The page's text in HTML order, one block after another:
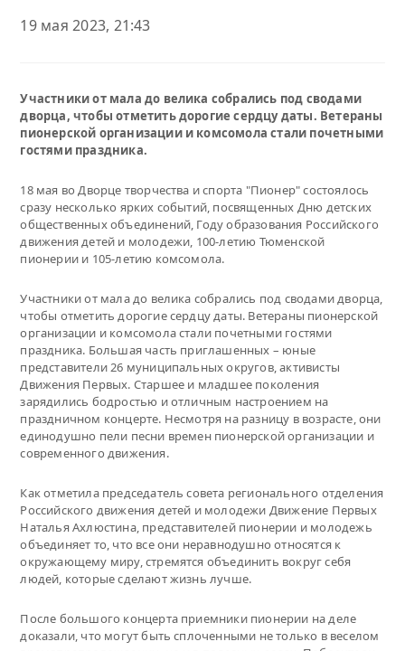
19 мая 2023, 21:43
Участники от мала до велика собрались под сводами
дворца, чтобы отметить дорогие сердцу даты. Ветераны
пионерской организации и комсомола стали почетными
гостями праздника.
18 мая во Дворце творчества и спорта "Пионер" состоялось
сразу несколько ярких событий, посвященных Дню детских
общественных объединений, Году образования Российского
движения детей и молодежи, 100-летию Тюменской
пионерии и 105-летию комсомола.
Участники от мала до велика собрались под сводами дворца,
чтобы отметить дорогие сердцу даты. Ветераны пионерской
организации и комсомола стали почетными гостями
праздника. Большая часть приглашенных – юные
представители 26 муниципальных округов, активисты
Движения Первых. Старшее и младшее поколения
зарядились бодростью и отличным настроением на
праздничном концерте. Несмотря на разницу в возрасте, они
единодушно пели песни времен пионерской организации и
современного движения.
Как отметила председатель совета регионального отделения
Российского движения детей и молодежи Движение Первых
Наталья Ахлюстина, представителей пионерии и молодежь
объединяет то, что все они неравнодушно относятся к
окружающему миру, стремятся объединить вокруг себя
людей, которые сделают жизнь лучше.
После большого концерта приемники пионерии на деле
доказали, что могут быть сплоченными не только в веселом